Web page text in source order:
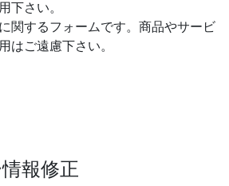
下さい。
関するフォームです。商品やサービ
はご遠慮下さい。
報修正